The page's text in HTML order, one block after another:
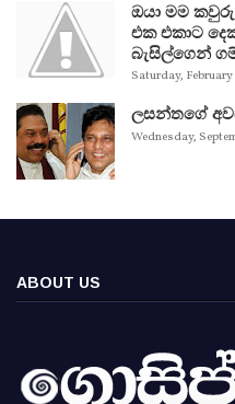
ඔයා මම
එක එකාට
බැසිල්ගෙන්
Saturday, February
ලසන්තගේ
Wednesday,
ABOUT US